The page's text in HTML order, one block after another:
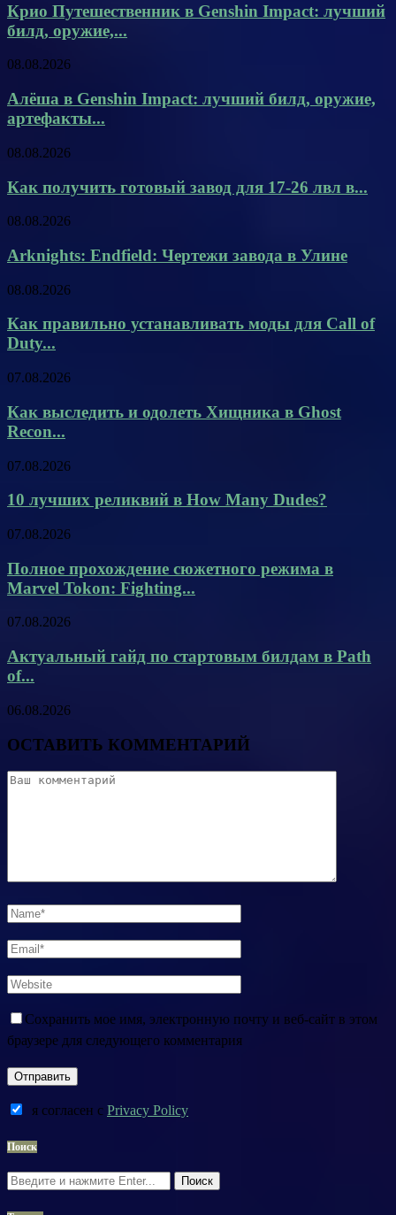
Крио Путешественник в Genshin Impact: лучший
билд, оружие,...
08.08.2026
Алёша в Genshin Impact: лучший билд, оружие,
артефакты...
08.08.2026
Как получить готовый завод для 17-26 лвл в...
08.08.2026
Arknights: Endfield: Чертежи завода в Улине
08.08.2026
Как правильно устанавливать моды для Call of
Duty...
07.08.2026
Как выследить и одолеть Хищника в Ghost
Recon...
07.08.2026
10 лучших реликвий в How Many Dudes?
07.08.2026
Полное прохождение сюжетного режима в
Marvel Tokon: Fighting...
07.08.2026
Актуальный гайд по стартовым билдам в Path
of...
06.08.2026
ОСТАВИТЬ КОММЕНТАРИЙ
Сохранить мое имя, электронную почту и веб-сайт в этом
браузере для следующего комментария
я согласен c Privacy Policy
Поиск
Поиск